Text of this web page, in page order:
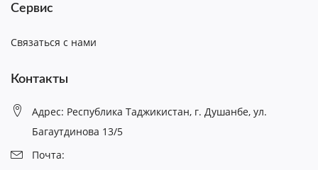
Сервис
Связаться с нами
Контакты
Адрес: Республика Таджикистан, г. Душанбе, ул.
Багаутдинова 13/5
Почта: